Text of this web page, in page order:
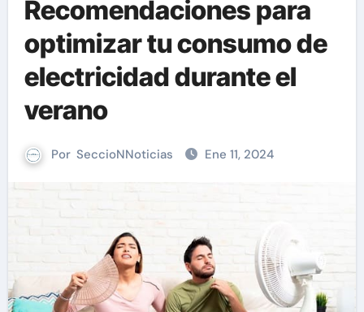
Recomendaciones para
optimizar tu consumo de
electricidad durante el
verano
Por SeccioNNoticias Ene 11, 2024